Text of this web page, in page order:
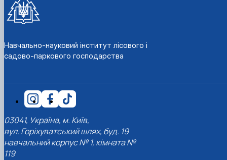
Навчально-науковий інститут лісового і
садово-паркового господарства
03041, Україна, м. Київ,
вул. Горіхуватський шлях, буд. 19
навчальний корпус № 1, кімната №
119